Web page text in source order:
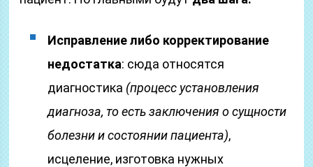
Исправление либо корректирование
недостатка: сюда относятся
диагностика (процесс установления
диагноза, то есть заключения о сущности
болезни и состоянии пациента),
исцеление, изготовка нужных